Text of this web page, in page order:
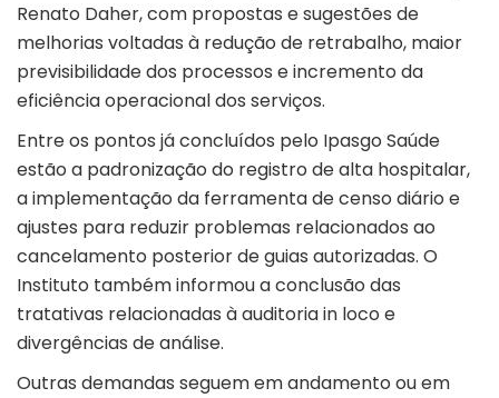
Renato Daher, com propostas e sugestões de
melhorias voltadas à redução de retrabalho, maior
previsibilidade dos processos e incremento da
eficiência operacional dos serviços.
Entre os pontos já concluídos pelo Ipasgo Saúde
estão a padronização do registro de alta hospitalar,
a implementação da ferramenta de censo diário e
ajustes para reduzir problemas relacionados ao
cancelamento posterior de guias autorizadas. O
Instituto também informou a conclusão das
tratativas relacionadas à auditoria in loco e
divergências de análise.
Outras demandas seguem em andamento ou em